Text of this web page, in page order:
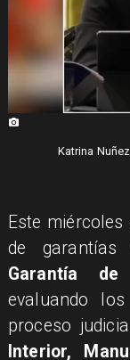
Katrina
​Este
de
Garantía de
evaluando
proceso
Interior,